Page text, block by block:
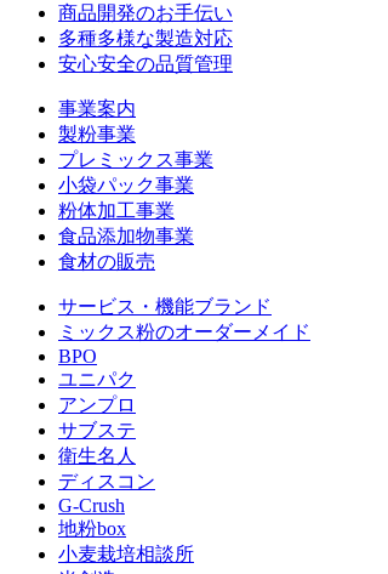
商品開発のお手伝い
多種多様な製造対応
安心安全の品質管理
事業案内
製粉事業
プレミックス事業
小袋パック事業
粉体加工事業
食品添加物事業
食材の販売
サービス・機能ブランド
ミックス粉のオーダーメイド
BPO
ユニパク
アンプロ
サブステ
衛生名人
ディスコン
G-Crush
地粉box
小麦栽培相談所